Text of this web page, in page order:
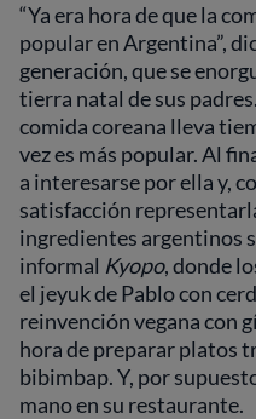
“Ya era hora de que la
popular en Argentina”,
generación, que se
tierra natal de sus
comida coreana lleva
vez es más popular. Al
a interesarse por ella y,
satisfacción
ingredientes argentinos
informal Kyopo, donde
el jeyuk de Pablo con
reinvención vegana con
hora de preparar platos
bibimbap. Y, por
mano en su restaurante.